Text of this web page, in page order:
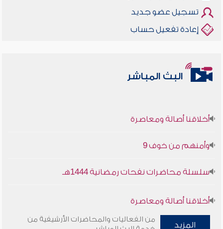
تسجيل عضو جديد
إعادة تفعيل حساب
البث المباشر
أخلاقنا أصالة ومعاصرة
وأمنهم من خوف 9
سلسلة محاضرات نفحات رمضانية 1444هـ
أخلاقنا أصالة ومعاصرة
المزيد
من الفعاليات والمحاضرات الأرشيفية من